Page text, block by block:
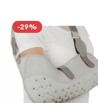
-29%